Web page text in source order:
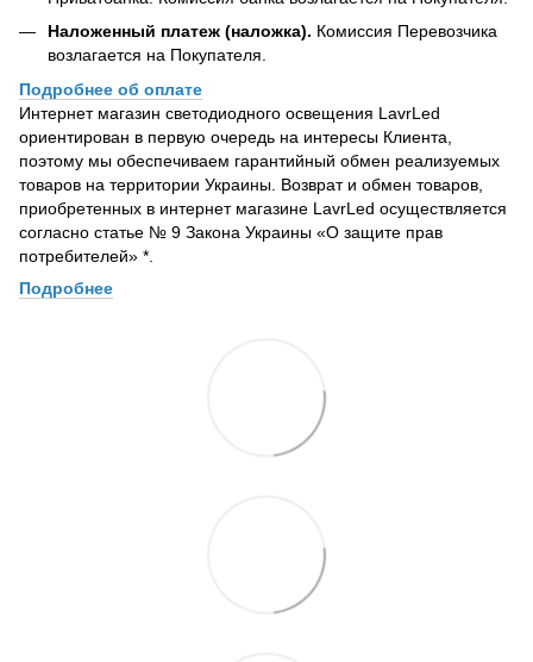
Наложенный платеж (наложка). Комиссия Перевозчика
возлагается на Покупателя.
Подробнее об оплате
Интернет магазин светодиодного освещения LavrLed
ориентирован в первую очередь на интересы Клиента,
поэтому мы обеспечиваем гарантийный обмен реализуемых
товаров на территории Украины. Возврат и обмен товаров,
приобретенных в интернет магазине LavrLed осуществляется
согласно статье № 9 Закона Украины «О защите прав
потребителей» *.
Подробнее